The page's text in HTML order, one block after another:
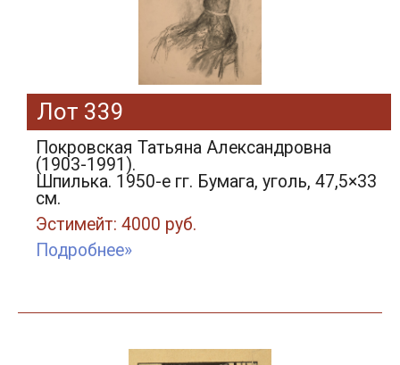
Лот 339
Покровская Татьяна Александровна
(1903-1991).
Шпилька. 1950-е гг. Бумага, уголь, 47,5×33
см.
Эстимейт: 4000 руб.
Подробнее»